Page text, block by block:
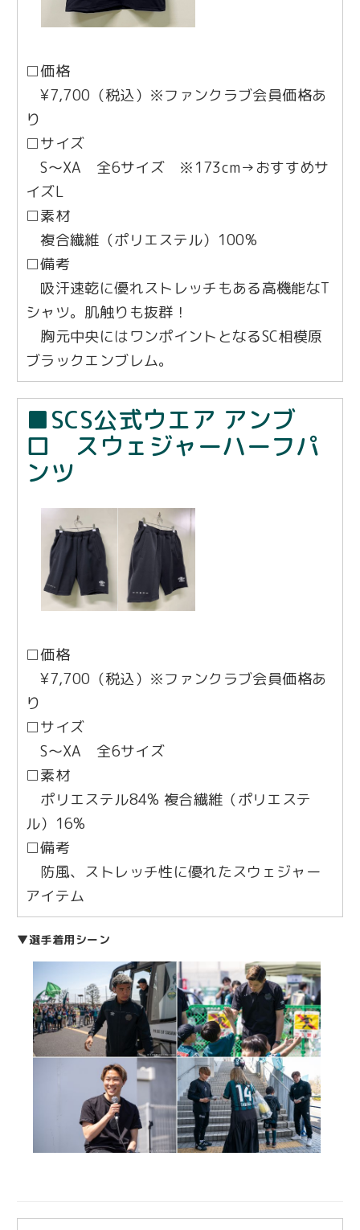
□価格
¥7,700（税込）※ファンクラブ会員価格あ
り
□サイズ
S〜XA 全6サイズ ※173cm→おすすめサ
イズL
□素材
複合繊維（ポリエステル）100%
□備考
吸汗速乾に優れストレッチもある高機能なT
シャツ。肌触りも抜群！
胸元中央にはワンポイントとなるSC相模原
ブラックエンブレム。
■SCS公式ウエア アンブ
ロ スウェジャーハーフパ
ンツ
□価格
¥7,700（税込）※ファンクラブ会員価格あ
り
□サイズ
S〜XA 全6サイズ
□素材
ポリエステル84% 複合繊維（ポリエステ
ル）16%
□備考
防風、ストレッチ性に優れたスウェジャー
アイテム
▼選手着用シーン